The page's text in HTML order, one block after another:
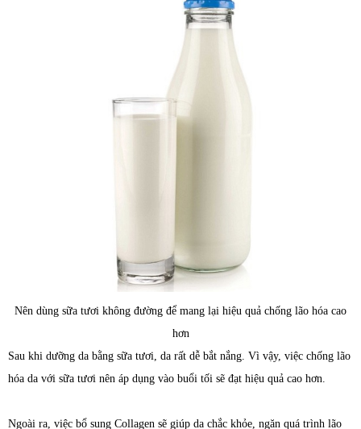
Nên dùng sữa tươi không đường để mang lại hiệu quả chống lão hóa cao
hơn
Sau khi dưỡng da bằng sữa tươi, da rất dễ bắt nắng. Vì vậy, việc chống lão
hóa da với sữa tươi nên áp dụng vào buổi tối sẽ đạt hiệu quả cao hơn.
Ngoài ra, việc bổ sung Collagen sẽ giúp da chắc khỏe, ngăn quá trình lão